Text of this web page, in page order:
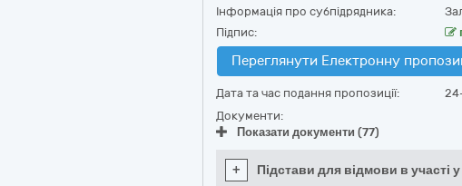
Інформація про субпідрядника:
Підпис:
Переглянути Електронну
Дата та час подання пропозиції:
Документи:
Показати документи (77)
+ Підстави для відмови в участі